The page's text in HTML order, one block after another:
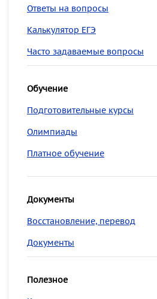
Ответы на вопросы
Калькулятор ЕГЭ
Часто задаваемые вопросы
Обучение
Подготовительные курсы
Олимпиады
Платное обучение
Документы
Восстановление, перевод
Документы
Полезное